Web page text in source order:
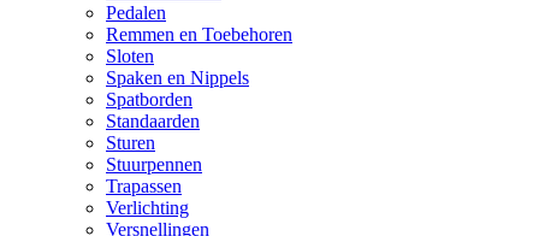
Pedalen
Remmen en Toebehoren
Sloten
Spaken en Nippels
Spatborden
Standaarden
Sturen
Stuurpennen
Trapassen
Verlichting
Versnellingen